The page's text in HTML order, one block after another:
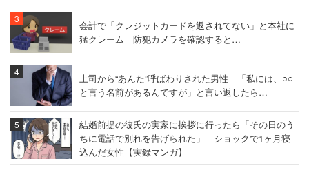
会計で「クレジットカードを返されてない」と本社に
猛クレーム 防犯カメラを確認すると…
上司から“あんた”呼ばわりされた男性 「私には、○○
と言う名前があるんですが」と言い返したら…
結婚前提の彼氏の実家に挨拶に行ったら「その日のう
ちに電話で別れを告げられた」 ショックで1ヶ月寝
込んだ女性【実録マンガ】